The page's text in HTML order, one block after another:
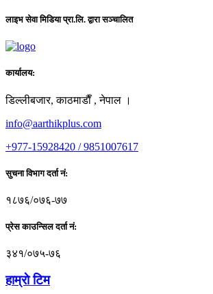
लाइभ सेवा मिडिया प्रा.लि. द्वारा सञ्चालित
कार्यालय:
डिल्लीबजार, काठमाडाैँ , नेपाल ।
info@aarthikplus.com
+977-15928420 / 9851007617
सुचना विभाग दर्ता नं:
१८७६/०७६-७७
प्रेस काउन्सिल दर्ता नं:
३४१/०७५-७६
हाम्राे टिम